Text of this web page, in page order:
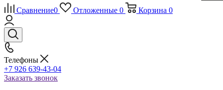
Сравнение0 Отложенные 0 Корзина 0
Телефоны
+7 926 639-43-04
Заказать звонок